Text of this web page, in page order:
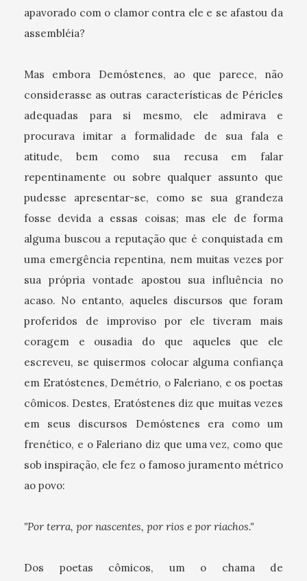
apavorado com o clamor contra ele e se afastou da
assembléia?
Mas embora Demóstenes, ao que parece, não
considerasse as outras características de Péricles
adequadas para si mesmo, ele admirava e
procurava imitar a formalidade de sua fala e
atitude, bem como sua recusa em falar
repentinamente ou sobre qualquer assunto que
pudesse apresentar-se, como se sua grandeza
fosse devida a essas coisas; mas ele de forma
alguma buscou a reputação que é conquistada em
uma emergência repentina, nem muitas vezes por
sua própria vontade apostou sua influência no
acaso. No entanto, aqueles discursos que foram
proferidos de improviso por ele tiveram mais
coragem e ousadia do que aqueles que ele
escreveu, se quisermos colocar alguma confiança
em Eratóstenes, Demétrio, o Faleriano, e os poetas
cômicos. Destes, Eratóstenes diz que muitas vezes
em seus discursos Demóstenes era como um
frenético, e o Faleriano diz que uma vez, como que
sob inspiração, ele fez o famoso juramento métrico
ao povo:
"Por terra, por nascentes, por rios e por riachos."
Dos poetas cômicos, um o chama de